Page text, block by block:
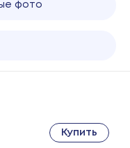
фото
Купить